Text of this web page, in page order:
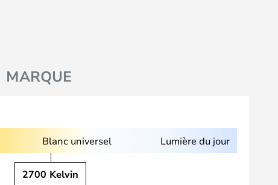
MARQUE
Blanc universel Lumière du jour
2700 Kelvin